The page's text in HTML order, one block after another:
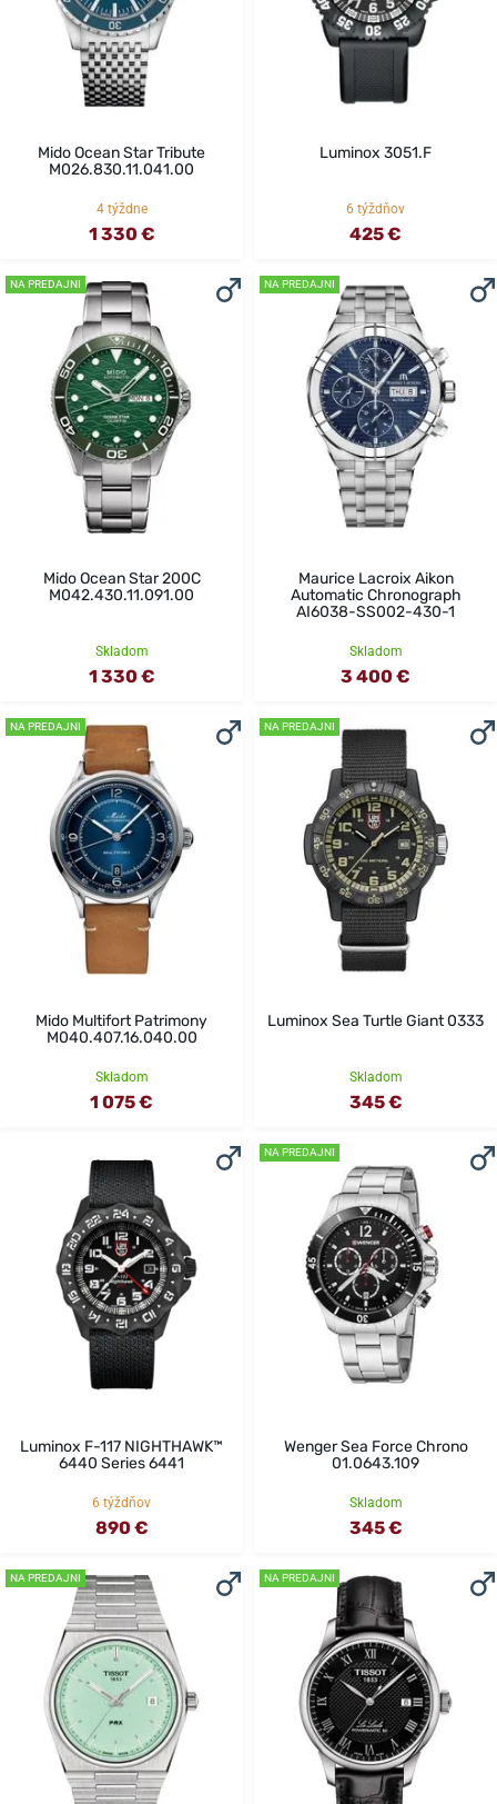
Mido Ocean Star Tribute
M026.830.11.041.00
4 týždne
1 330 €
Luminox 3051.F
6 týždňov
425 €
NA PREDAJNI
Mido Ocean Star 200C
M042.430.11.091.00
Skladom
1 330 €
NA PREDAJNI
Maurice Lacroix Aikon
Automatic Chronograph
AI6038-SS002-430-1
Skladom
3 400 €
NA PREDAJNI
Mido Multifort Patrimony
M040.407.16.040.00
Skladom
1 075 €
NA PREDAJNI
Luminox Sea Turtle Giant 0333
Skladom
345 €
Luminox F-117 NIGHTHAWK™
6440 Series 6441
6 týždňov
890 €
NA PREDAJNI
Wenger Sea Force Chrono
01.0643.109
Skladom
345 €
NA PREDAJNI NA PREDAJNI